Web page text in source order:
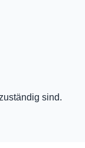
sind.